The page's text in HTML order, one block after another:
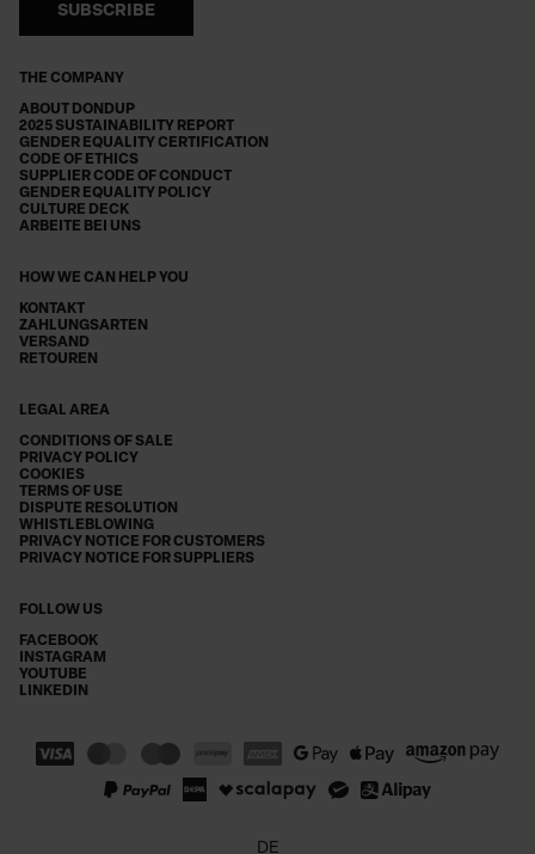
THE COMPANY
ABOUT DONDUP
2025 SUSTAINABILITY REPORT
GENDER EQUALITY CERTIFICATION
CODE OF ETHICS
SUPPLIER CODE OF CONDUCT
GENDER EQUALITY POLICY
CULTURE DECK
ARBEITE BEI UNS
HOW WE CAN HELP YOU
KONTAKT
ZAHLUNGSARTEN
VERSAND
RETOUREN
LEGAL AREA
CONDITIONS OF SALE
PRIVACY POLICY
COOKIES
TERMS OF USE
DISPUTE RESOLUTION
WHISTLEBLOWING
PRIVACY NOTICE FOR CUSTOMERS
PRIVACY NOTICE FOR SUPPLIERS
FOLLOW US
FACEBOOK
INSTAGRAM
YOUTUBE
LINKEDIN
SUBSCRIBE
DE